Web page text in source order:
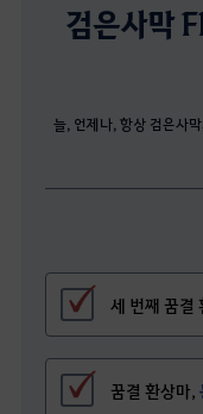
검은사막
늘, 언제나, 항상 검은사
세 번째 꿈결
꿈결 환상마,